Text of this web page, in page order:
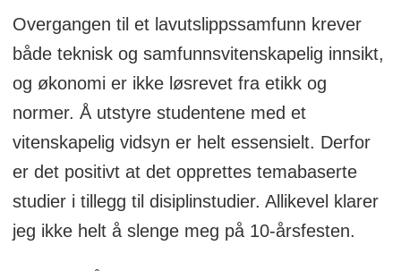
Overgangen til et lavutslippssamfunn krever
både teknisk og samfunnsvitenskapelig innsikt,
og økonomi er ikke løsrevet fra etikk og
normer. Å utstyre studentene med et
vitenskapelig vidsyn er helt essensielt. Derfor
er det positivt at det opprettes temabaserte
studier i tillegg til disiplinstudier. Allikevel klarer
jeg ikke helt å slenge meg på 10-årsfesten.